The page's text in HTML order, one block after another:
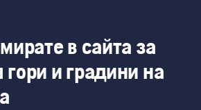
в сайта за
и градини на